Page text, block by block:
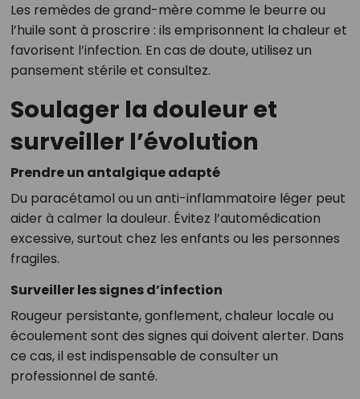
Les remèdes de grand-mère comme le beurre ou
l’huile sont à proscrire : ils emprisonnent la chaleur et
favorisent l’infection. En cas de doute, utilisez un
pansement stérile et consultez.
Soulager la douleur et
surveiller l’évolution
Prendre un antalgique adapté
Du paracétamol ou un anti-inflammatoire léger peut
aider à calmer la douleur. Évitez l’automédication
excessive, surtout chez les enfants ou les personnes
fragiles.
Surveiller les signes d’infection
Rougeur persistante, gonflement, chaleur locale ou
écoulement sont des signes qui doivent alerter. Dans
ce cas, il est indispensable de consulter un
professionnel de santé.